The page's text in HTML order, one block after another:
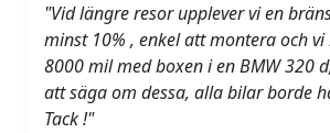
"Vid längre resor upplever vi en
minst 10% , enkel att montera och
8000 mil med boxen i en BMW 320
att säga om dessa, alla bilar borde
Tack !"